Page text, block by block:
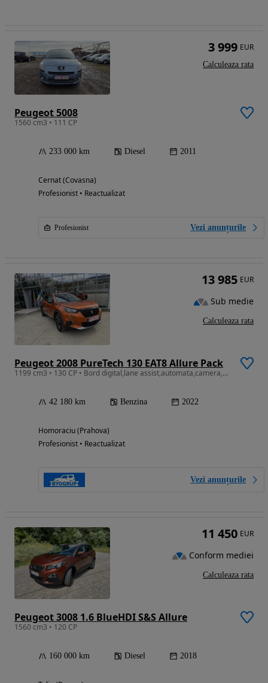
Peugeot 5008
1560 cm3 • 111 CP
233 000 km Diesel 2011
Cernat (Covasna)
Profesionist • Reactualizat
Profesionist Vezi anunțurile
3 999 EUR
Calculeaza rata
Peugeot 2008 PureTech 130 EAT8 Allure Pack
1199 cm3 • 130 CP • Bord digital,lane assist,automata,camera,senzori,navi,faruri led,rate
42 180 km Benzina 2022
Homoraciu (Prahova)
Profesionist • Reactualizat
Vezi anunțurile
13 985 EUR
Sub medie
Calculeaza rata
Peugeot 3008 1.6 BlueHDI S&S Allure
1560 cm3 • 120 CP
160 000 km Diesel 2018
11 450 EUR
Conform mediei
Calculeaza rata